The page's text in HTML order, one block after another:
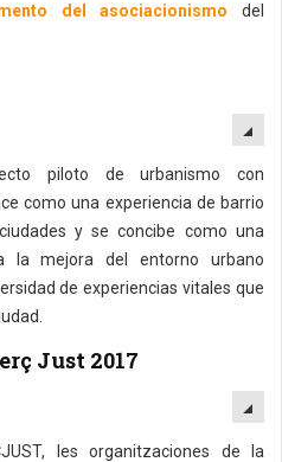
del asociacionismo del
piloto de urbanismo con
como una experiencia de barrio
y se concibe como una
la mejora del entorno urbano
de experiencias vitales que
Just 2017
les organitzaciones de la